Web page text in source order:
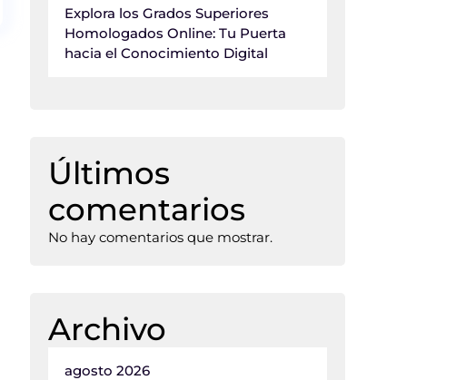
Explora los Grados Superiores
Homologados Online: Tu Puerta
hacia el Conocimiento Digital
Últimos
comentarios
No hay comentarios que mostrar.
Archivo
agosto 2026